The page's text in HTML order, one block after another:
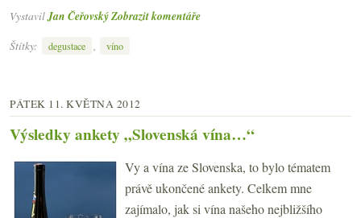
VystavilJan ČeřovskýZobrazit komentáře
Štítky:
degustace , víno
PÁTEK 11. KVĚTNA 2012
Výsledky ankety „Slovenská vína…“
Vy a vína ze Slovenska, to bylo tématem
právě ukončené ankety. Celkem mne
zajímalo, jak si vína našeho nejbližšího